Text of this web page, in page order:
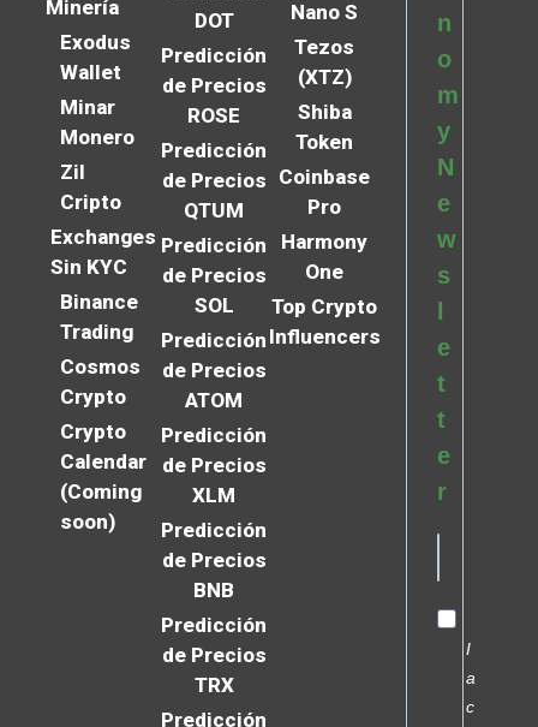
Minería
Exodus
Wallet
Minar
Monero
Zil
Cripto
Exchanges
Sin KYC
Binance
Trading
Cosmos
Crypto
Crypto
Calendar
(Coming
soon)
DOT
Predicción
de Precios
ROSE
Predicción
de Precios
QTUM
Predicción
de Precios
SOL
Predicción
de Precios
ATOM
Predicción
de Precios
XLM
Predicción
de Precios
BNB
Predicción
de Precios
TRX
Predicción
Nano S
Tezos
(XTZ)
Shiba
Token
Coinbase
Pro
Harmony
One
Top Crypto
Influencers
n
o
m
y
N
e
w
s
e
t
t
e
r
I
a
c